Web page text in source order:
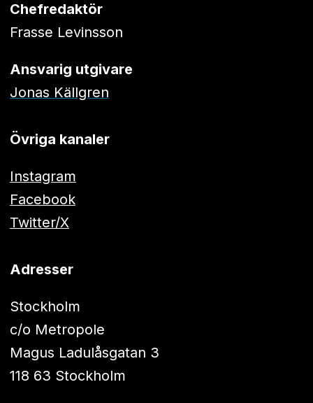
Chefredaktör
Frasse Levinsson
Ansvarig utgivare
Jonas Källgren
Övriga kanaler
Instagram
Facebook
Twitter/X
Adresser
Stockholm
c/o Metropole
Magus Ladulåsgatan 3
118 63 Stockholm